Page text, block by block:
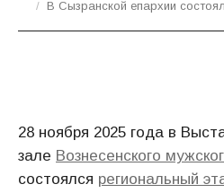
В Сызранской епархии
28 ноября 2025 года в
зале Вознесенского
состоялся региональный